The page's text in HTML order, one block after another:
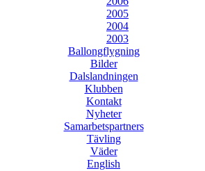
2005
2004
2003
Ballongflygning
Bilder
Dalslandningen
Klubben
Kontakt
Nyheter
Samarbetspartners
Tävling
Väder
English